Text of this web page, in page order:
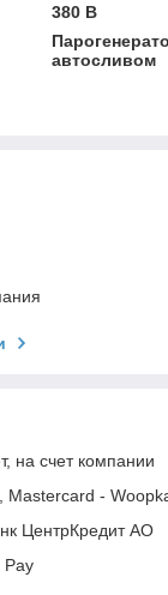
380 В
автосливом
на счет компании
Mastercard -
ЦентрКредит АО
Pay